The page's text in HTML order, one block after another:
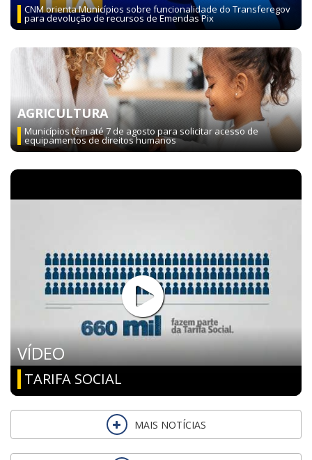
CNM orienta Municípios sobre funcionalidade do Transferegov
para devolução de recursos de Emendas Pix
AGRICULTURA
Municípios têm até 7 de agosto para solicitar acesso de
equipamentos de direitos humanos
VÍDEO
TARIFA SOCIAL
MAIS NOTÍCIAS